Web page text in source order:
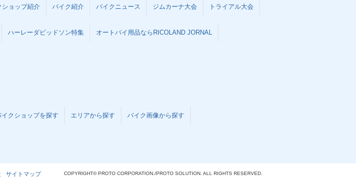
ショップ紹介 バイク紹介 バイクニュース ジムカーナ大会 トライアル大会
ハーレーダビッドソン特集 オートバイ用品ならRICOLAND JORNAL
イクショップを探す エリアから探す バイク画像から探す
サイトマップ COPYRIGHT© PROTO CORPORATION./PROTO SOLUTION. ALL RIGHTS RESERVED.